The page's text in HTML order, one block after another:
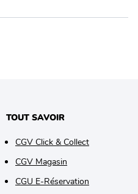
TOUT SAVOIR
CGV Click & Collect
CGV Magasin
CGU E-Réservation